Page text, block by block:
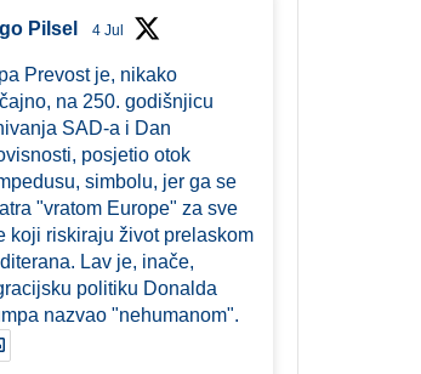
Pilsel 4 Jul
Prevost je, nikako
na 250. godišnjicu
SAD-a i Dan
posjetio otok
simbolu, jer ga se
"vratom Europe" za sve
koji riskiraju život prelaskom
Lav je, inače,
politiku Donalda
nazvao "nehumanom".